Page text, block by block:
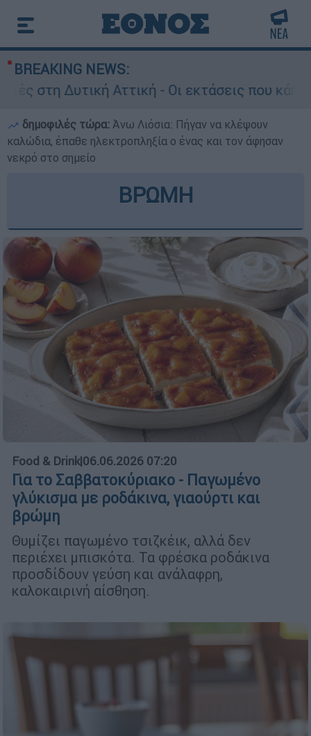
BREAKING NEWS:
Αττική - Οι εκτάσεις που κάηκαν και η
δημοφιλές τώρα: Άνω Λιόσια: Πήγαν να κλέψουν
καλώδια, έπαθε ηλεκτροπληξία ο ένας και τον άφησαν
νεκρό στο σημείο
ΒΡΩΜΗ
Food & Drink|06.06.2026 07:20
Για το Σαββατοκύριακο - Παγωμένο
γλύκισμα με ροδάκινα, γιαούρτι και
βρώμη
Θυμίζει παγωμένο τσιζκέικ, αλλά δεν
περιέχει μπισκότα. Τα φρέσκα ροδάκινα
προσδίδουν γεύση και ανάλαφρη,
καλοκαιρινή αίσθηση.